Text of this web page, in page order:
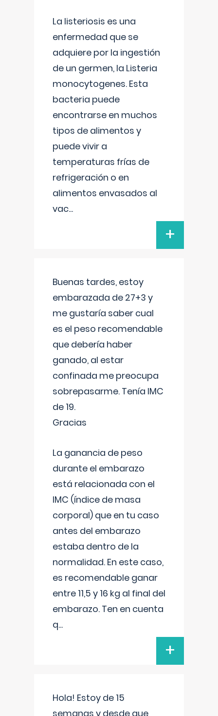
La listeriosis es una
enfermedad que se
adquiere por la ingestión
de un germen, la Listeria
monocytogenes. Esta
bacteria puede
encontrarse en muchos
tipos de alimentos y
puede vivir a
temperaturas frías de
refrigeración o en
alimentos envasados al
vac...
+
Buenas tardes, estoy
embarazada de 27+3 y
me gustaría saber cual
es el peso recomendable
que debería haber
ganado, al estar
confinada me preocupa
sobrepasarme. Tenía IMC
de 19.
Gracias
La ganancia de peso
durante el embarazo
está relacionada con el
IMC (índice de masa
corporal) que en tu caso
antes del embarazo
estaba dentro de la
normalidad. En este caso,
es recomendable ganar
entre 11,5 y 16 kg al final del
embarazo. Ten en cuenta
q...
+
Hola! Estoy de 15
semanas y desde que